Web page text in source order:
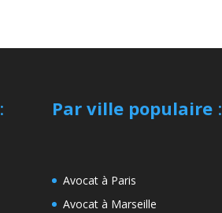
Par ville populaire:
Avocat à Paris
Avocat à Marseille